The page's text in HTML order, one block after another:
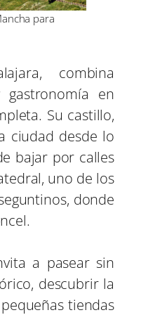
para
combina
en
Su castillo,
ciudad desde lo
bajar por calles
uno de los
donde
a pasear sin
descubrir la
tiendas